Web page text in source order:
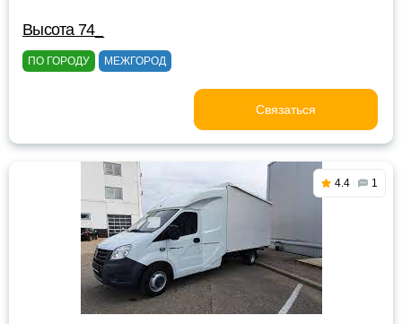
Высота 74_
ПО ГОРОДУ МЕЖГОРОД
Связаться
4.4 1